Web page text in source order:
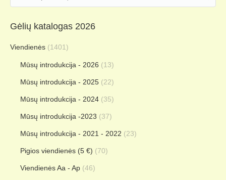
Gėlių katalogas 2026
Viendienės (1401)
Mūsų introdukcija - 2026 (13)
Mūsų introdukcija - 2025 (22)
Mūsų introdukcija - 2024 (35)
Mūsų introdukcija -2023 (37)
Mūsų introdukcija - 2021 - 2022 (23)
Pigios viendienės (5 €) (70)
Viendienės Aa - Ap (46)